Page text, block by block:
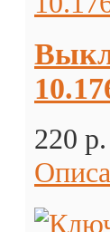
220 p.